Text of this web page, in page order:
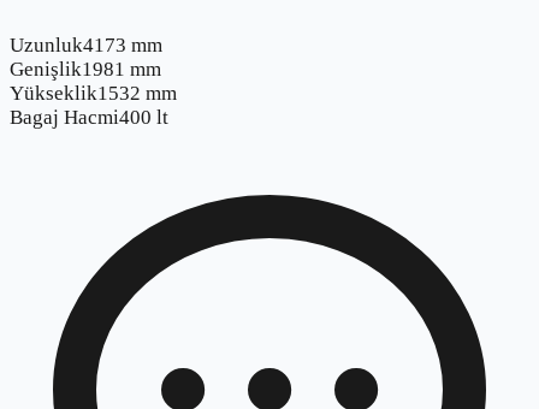
Uzunluk4173 mm
Genişlik1981 mm
Yükseklik1532 mm
Bagaj Hacmi400 lt